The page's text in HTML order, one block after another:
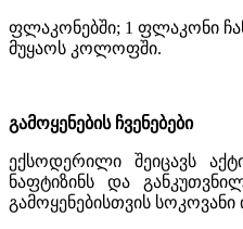
ფლაკონებში; 1 ფლაკონი
მუყაოს კოლოფში.
გამოყენების ჩვენებები
ექსოდერილი შეიცავს
ნაფტიზინს და
გამოყენებისთვის